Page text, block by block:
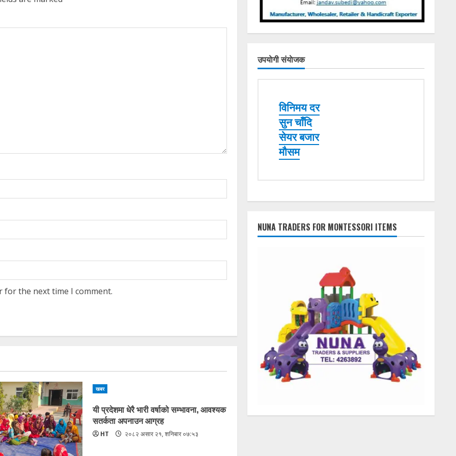
for the next time I comment.
खबर
यी प्रदेशमा धेरै भारी वर्षाको सम्भावना, आवश्यक
सतर्कता अपनाउन आग्रह
HT २०८२ असार २१, शनिबार ०७:५३
उपयाेगी संयाेजक
विनिमय दर
सुन चाँदि
सेयर बजार
मौसम
NUNA TRADERS FOR MONTESSORI ITEMS